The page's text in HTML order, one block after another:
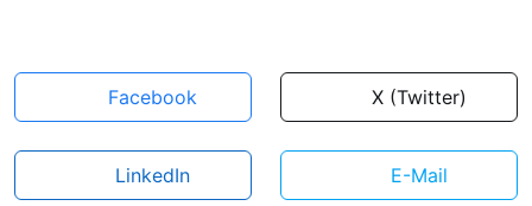
Facebook X (Twitter)
LinkedIn E-Mail